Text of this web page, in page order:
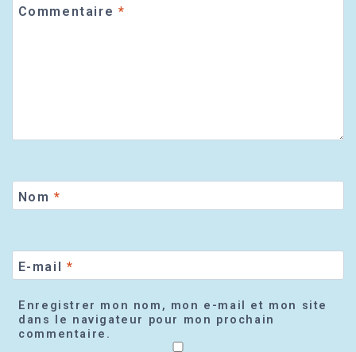
Commentaire *
Nom *
E-mail *
Enregistrer mon nom, mon e-mail et mon site
dans le navigateur pour mon prochain
commentaire.